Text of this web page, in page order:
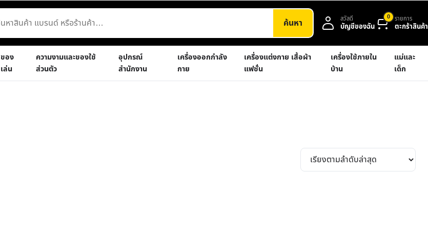
ค้นหา สวัสดี
บัญชีของฉัน
0 รายการ
ตะกร้าสินค้า
ของ
เล่น
ความงามและของใช้
ส่วนตัว
อุปกรณ์
สำนักงาน
เครื่องออกกำลัง
กาย
เครื่องแต่งกาย เสื้อผ้า
แฟชั่น
เครื่องใช้ภายใน
บ้าน
แม่และ
เด็ก